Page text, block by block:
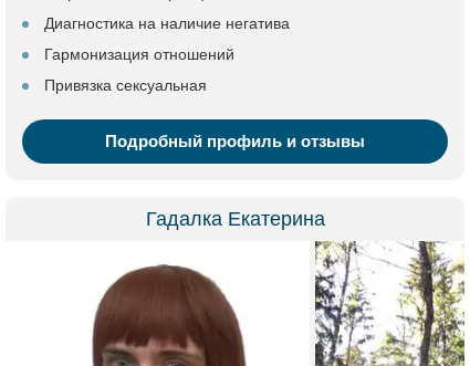
Диагностика на наличие негатива
Гармонизация отношений
Привязка сексуальная
Подробный профиль и отзывы
Гадалка Екатерина